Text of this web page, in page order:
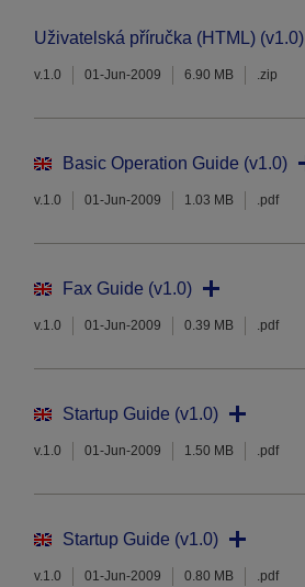
Uživatelská příručka (HTML) (v1.0)
v.1.0 01-Jun-2009 6.90 MB .zip
Basic Operation Guide (v1.0)
v.1.0 01-Jun-2009 1.03 MB .pdf
Fax Guide (v1.0)
v.1.0 01-Jun-2009 0.39 MB .pdf
Startup Guide (v1.0)
v.1.0 01-Jun-2009 1.50 MB .pdf
Startup Guide (v1.0)
v.1.0 01-Jun-2009 0.80 MB .pdf